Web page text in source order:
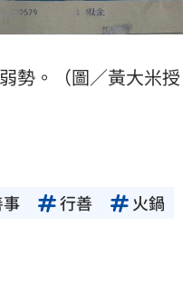
勢。（圖／黃大米授
行善
火鍋